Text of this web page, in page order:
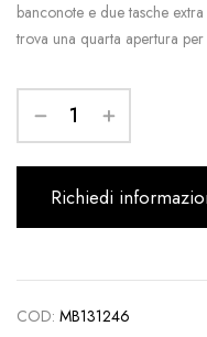
banconote e due tasche
trova una quarta apertura
Richiedi
COD: MB131246